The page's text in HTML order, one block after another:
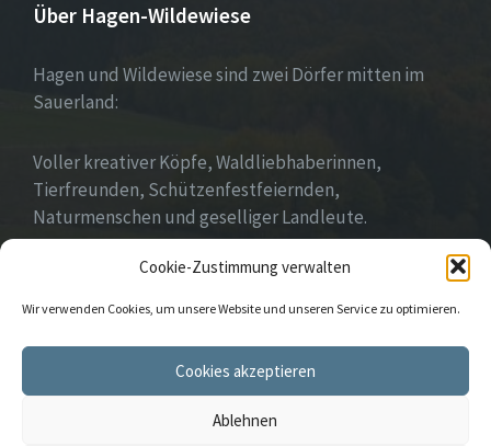
Cookie-Zustimmung verwalten
Wir verwenden Cookies, um unsere Website und unseren Service zu optimieren.
Cookies akzeptieren
Ablehnen
Über Hagen-Wildewiese
Hagen und Wildewiese sind zwei Dörfer mitten im
Sauerland:
Voller kreativer Köpfe, Waldliebhaberinnen,
Tierfreunden, Schützenfestfeiernden,
Naturmenschen und geselliger Landleute.
Wir leben Gemeinschaft!
Instagram